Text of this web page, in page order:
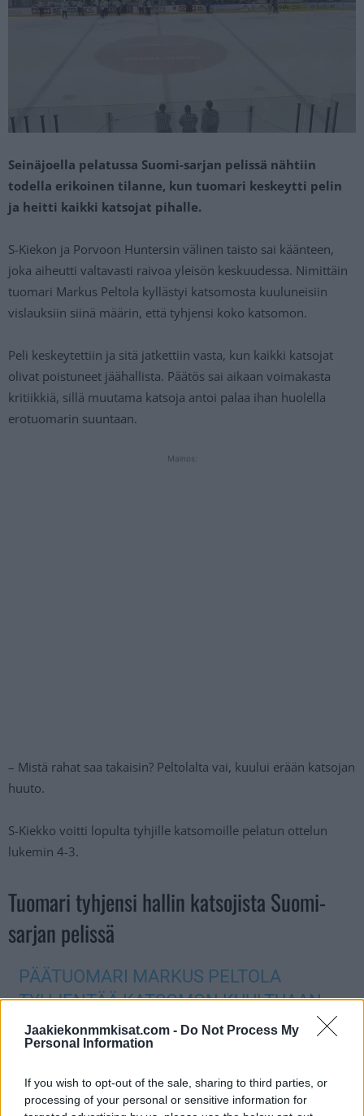
Jaakiekonmmkisat.com - Do Not Process My
Personal Information
If you wish to opt-out of the sale, sharing to third parties, or
processing of your personal or sensitive information for
Seinäjoella pelatussa Suomi-sarjan pelissä nähtiin
todella erikoinen tilanne, kun tuomari keskeytti pelin
ja heitti kaikki katsojat pihalle.
S-Kiekon ja Porvoon Huntersin välinen taisto sai käänteen,
joka aiheutti valtavasti raivoa yleisön keskuudessa. Nimittäin
tuomari Markus Peltola kyllästyi katsomosta kuuluneisiin
vislauksiin siinä määrin, että tyhjensi koko katsomon.
Peli keskeytettiin ja sitä jatkettiin vasta, kun kaikki katsojat
olivat poistuneet jäähallista. Päätös sai aikaan voimakasta
kritiikkiä, sillä muutama katsoja antoi palaa ihan huolella
erotuomarin suuntaan.
Mainos:
– Mistä rahat saa takaisin? Peltolalta vai, kuului erään katsojan
huuto.
S-Kiekko voitti lopulta tyhjille katsomoille pelatun ottelun
lukemin 4-3.
Tuomari tyhjensi hallin katsojista Suomi-
sarjan pelissä
PÄÄTUOMARI MARKUS PELTOLA
TYHJENTÄÄ KATSOMON KUULTUAAN
VIHELLYKSIÄ YLEISÖN JOUKOSTA
SUOMISARJAN OTTELUSSA S-KIEKKO-
HUNTERS (7.10.2023).#SUOMISARJA
#SKIEKKO #HUNTERS